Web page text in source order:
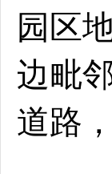
园区
边毗
道路